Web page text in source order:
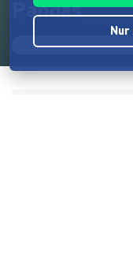
Pandas
Nur